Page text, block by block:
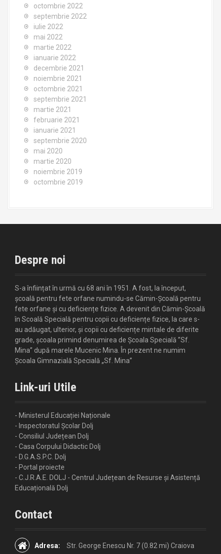
octombrie 2022
septembrie 2022
iulie 2022
mai 2022
martie 2022
ianuarie 2022
decembrie 2021
noiembrie 2021
octombrie 2021
septembrie 2021
martie 2021
februarie 2021
ianuarie 2021
septembrie 2020
mai 2020
martie 2020
noiembrie 2019
octombrie 2019
Despre noi
S-a înființat în urmă cu 68 ani în 1951. A fost, la început,
școală pentru fete orfane numindu-se Cămin-Școală pentru
fete orfane și cu deficiențe fizice. A devenit din Cămin-Școală
în Scoală Specială pentru copii cu deficiențe fizice, la care s-
au adăugat, ulterior, și copii cu deficiențe mintale de diferite
grade, școala primind denumirea de Școala Specială ”Sf.
Mina” după marele Mucenic Mina. În prezent ne numim
Școala Gimnazială Specială „Sf. Mina”
Link-uri Utile
- Ministerul Educației Naționale
- Inspectoratul Școlar Dolj
- Consiliul Județean Dolj
- Casa Corpului Didactic Dolj
- D.G.A.S.P.C. Dolj
- Portal proiecte
- C.J.R.A.E. DOLJ - Centrul Județean de Resurse și Asistență
Educațională Dolj
Contact
Adresa:
Str. George Enescu Nr. 7 (0.82 mi) Craiova